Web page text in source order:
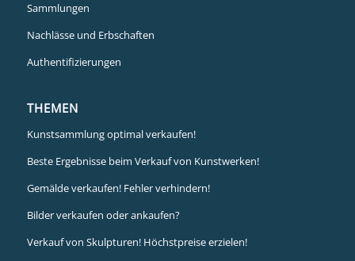
Sammlungen
Nachlässe und Erbschaften
Authentifizierungen
THEMEN
Kunstsammlung optimal verkaufen!
Beste Ergebnisse beim Verkauf von Kunstwerken!
Gemälde verkaufen! Fehler verhindern!
Bilder verkaufen oder ankaufen?
Verkauf von Skulpturen! Höchstpreise erzielen!